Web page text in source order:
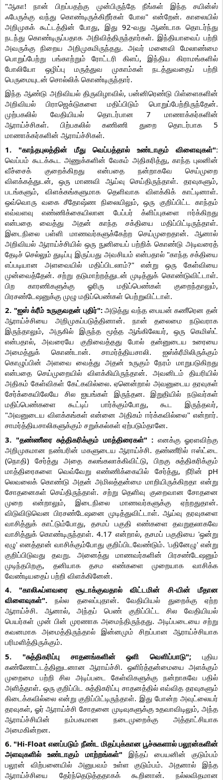
"ஆகா! நான் பிறப்பதற்கு முன்பிருந்தே நீங்கள் இந்த சயின்ஸ்
ஃபேருக்கு வந்து கொண்டிருக்கிறீர்கள் போல" என்றேன். காலையில்
அறிமுகக் கூட்டத்தின் போது, இது 92-வது ஆண்டாக தொடர்ந்து
நடந்து கொண்டிருப்பதாக அறிவித்திருந்தார்கள். இந்தியாவைப் பற்றி
அவருக்கு நிறைய அறிமுகமிருந்தது. அவர் மனைவி மேலாண்மை
பொறுப்பேற்று பங்காற்றும் ரோட்டரி கிளப், இந்திய கிராமங்களில்
போலியோ ஒழிப்பு மருத்துவ முகாம்கள் நடத்துவதைப் பற்றி
பெருமையுடன் சொல்லிக் கொண்டிருந்தார்.
இந்த ஆண்டு அறிவியல் திருவிழாவில், பன்னிரெண்டு பிள்ளைகளின்
அறிவியல் பிராஜெக்டுகளை மதிப்பிடும் பொறுப்பேற்றிருந்தேன்.
முற்பகலில் வேதியியல் தொடர்பான 7 மாணாக்கர்களின்
ஆராய்ச்சிகள். பிற்பகலில் கணிணி துறை தொடர்பாக 5
மாணாக்கர்களின் ஆராய்ச்சிகள்.
1. "காந்தபுலத்தின் மீது வெப்பத்தால் உண்டாகும் விளைவுகள்":
வெப்பம் கூடக்கூட அணுக்களின் வேகம் அதிகரித்து, காந்த புலனின்
வீச்சைக் குறைக்கிறது என்பதை நன்றாகவே செய்முறை
விளக்கத்துடன், ஒரு மாணவி ஆய்வு செய்திருந்தாள். தரவுகளும்,
படங்களும், விளக்கங்களுமாக தெளிவாக விளக்கிக் காட்டினாள்.
ஒவ்வொரு வகை சீதோஷ்ண நிலையிலும், ஒரு குறிப்பிட்ட காந்தம்
எவ்வளவு எண்ணிக்கையிலான பேப்பர் க்ளிப்புகளை ஈர்க்கிறது
என்பதை வைத்து அதன் காந்த சக்தியை மதிப்பிட்டிருந்தாள்.
இடைநிலை பள்ளி மாணவர்களுக்கேற்ற செய்முறைதான். ஆனால்
அறிவியல் ஆராய்ச்சியில் ஒரு நுனியைப் பற்றிக் கொண்டு அடிவரைத்
தேடிச் செல்லும் துடிப்பு இருப்பது அவசியம் என்பதால் "காந்த சக்தியை
எப்படியான அளவையில் மதிப்பிடலாம்?" என்று ஒரு கேள்வியை
முன்வைத்தேன். சற்று தடுமாற்றத்துடன் முடித்துக் கொண்டுவிட்டாள்.
பிற காரணிகளுக்கு ஓரிரு மதிப்பெண்கள் குறைந்தாலும்,
பிரசண்டேஷனுக்கு முழு மதிப்பெண்கள் பெற்றுவிட்டாள்.
2. "ஐஸ் க்ரீம் உருகுவதன் புதிர்":அடுத்து வந்த பையன் கணீரென தன்
ஆராய்ச்சியை அறிமுகப்படுத்தினான். நான் தலைமை நடுவராக
இருந்தாலும், அருகில் இருந்த மூத்த ஆங்கிலேயர், ஒரு கெமிஸ்ட்
என்பதால், அவரையே குறிவைத்தது போல் தன்னுடைய உரையை
அமைத்துக் கொண்டான். சாமர்த்தியசாலி. ஐஸ்க்ரீமிலிருக்கும்
கொழுப்பின் அளவை வைத்து அதன் உருகும் நேரம் மாறுபடுகிறது
என்பதை செய்முறையில் விளக்கியிருந்தான். அவனிடம் தியரியில்
அதிகம் கேள்விகள் கேட்கவில்லை. ஏனென்றால் அவனுடைய தரவுகள்
சேர்க்கையிலேயே சில ஐயங்கள் இருந்தன. இறுதியில் நடுவர்கள்
மதிப்பெண்களை கூட்டிப் பார்க்கும்போது, கூட இருந்தவர்,
"அவனுடைய விளக்கங்கள் என்னை அதிகம் ஈர்க்கவில்லை" என்றார்.
சாமர்த்தியசாலிகளுக்கும் சறுக்கல்கள் ஏற்படும்தானே.
3. "தண்ணீரை சுத்திகரிக்கும் மாத்திரைகள்" : எனக்கு ஓரளவிற்கு
அறிமுகமான நண்பரின் மகளுடைய ஆராய்ச்சி. தண்ணீரில் ஈஸ்ட்டை
(நொதி) சேர்த்து அதை கலங்கலாக்கிவிட்டு, பிறகு சுத்திகரிக்கும்
மாத்திரைகளை வெவ்வேறு எண்ணிக்கையில் சேர்த்து, நீரின் pH
லெவலைக் கொண்டு அதன் அமிலத்தன்மை மாறியிருக்கிறதா என்று
சோதனைகள் செய்திருந்தாள். சற்று தெளிவு குறைவான சோதனை
முறை என்றாலும், இடைநிலை மாணவர்களுக்கு ஏற்றதுதான்.
விடுவிடுவென பிரசண்டேஷனை முடித்துவிட்டாள். ஆய்வு தரவுகளை
வாசித்துக் காட்டும்போது, தசமப் பகுதி எண்களை தவறுதலாகவே
வாசித்துக் கொண்டிருந்தாள். 4.17 என்றால், தசமப் பகுதியை 'ஒன்று
ஏழு' எனத்தான் வாசிக்கும்போது குறிப்பிடவேண்டும். 'பதினேழு' என்று
குறிப்பிடுவது தவறு. அனைத்து மாணவர்களின் பிரசண்டேஷனும்
முடிந்தபிறகு, தனியாக தசம எண்களை முறையாக வாசிக்க
வேண்டியதைப் பற்றி விளக்கினேன்.
4. "காலிஃப்ளவரை சூடாக்குவதால் விட்டமின் சி-யின் மீதான
விளைவுகள்". நல்ல தலைப்புதான். வேதியியல் துறைக்கு ஏற்ற
ஆராய்ச்சி. ஆனால், அந்தப் பெண் குறிப்பிட்ட சில வேதியியல்
பெயர்கள் முன் பின் முரணாக அமைந்திருந்தது. அடிப்படையை சற்று
கவனமாக அமைத்திருந்தால் இன்னமும் சிறப்பான ஆராய்ச்சியாக
பரிமளித்திருக்கும்.
5. "சுத்திகரிப்பு சாதனங்களின் ஒளி வெளிப்பாடு"; புதிய
கண்ணோட்டத்தினுடனான ஆராய்ச்சி. ஒளிர்த்தன்மையை அளக்கும்
முறைமை பற்றி சில அடிப்படை கேள்விகளுக்கு நன்றாகவே பதில்
அளித்தாள். ஒரு குறிப்பிட சுத்திகரிப்பு சாதனத்தில் எவ்வித தரவுகளும்
கிடைக்கவில்லை என்று குறிப்பிட்டிருந்தாள். இது போன்ற அவுட்லையர்
தரவுகள், ஓர் ஆராய்ச்சி சோதனை முடிவுகளுக்கு உதவாவிடிலும், அந்த
ஆராய்ச்சியின் நம்பகமான நடைமுறைக்கு அத்தாட்சியாக
அமைகின்றன.
6. "Hi-Float எனப்படும் நீண்ட மிதப்புக்கான பூச்சுகளால் பலூன்களின்
அளவுகளில் உண்டாகும் மாற்றங்கள்" இந்தப் பையனின் குடும்பம்
பலூன் விற்பனையில் அனுபவம் உள்ள குடும்பம். அதனால் இந்த
ஆராய்ச்சியை தேர்ந்தெடுத்ததாகக் கூறினான். நல்லவிதமான